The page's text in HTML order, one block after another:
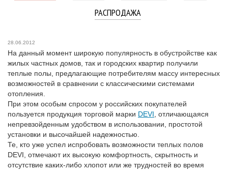
РАСПРОДАЖА
28.06.2012
На данный момент широкую популярность в обустройстве как
жилых частных домов, так и городских квартир получили
теплые полы, предлагающие потребителям массу интересных
возможностей в сравнении с классическими системами
отопления.
При этом особым спросом у российских покупателей
пользуется продукция торговой марки DEVI , отличающаяся
непревзойденным удобством в использовании, простотой
установки и высочайшей надежностью.
Те, кто уже успел испробовать возможности теплых полов
DEVI, отмечают их высокую комфортность, скрытность и
отсутствие каких-либо хлопот или же трудностей во время